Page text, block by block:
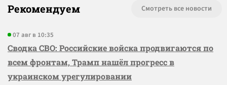
Рекомендуем Смотреть все новости
07 авг в 10:35
Сводка СВО: Российские войска продвигаются по
всем фронтам, Трамп нашёл прогресс в
украинском урегулировании